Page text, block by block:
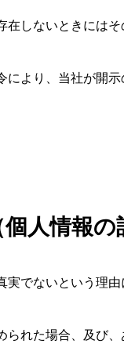
しないときにはそ
より、当社が開示
個人情報の
実でないという理
られた場合、及び